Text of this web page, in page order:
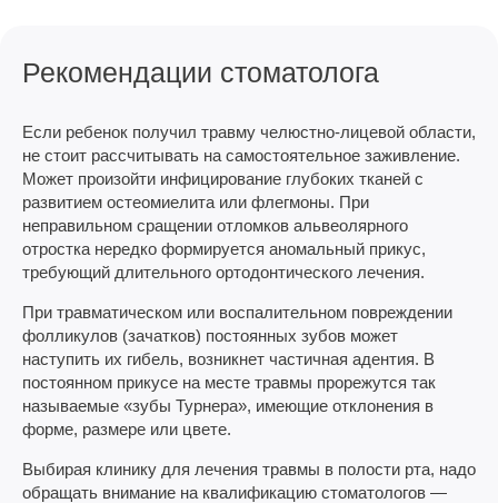
Рекомендации стоматолога
Если ребенок получил травму челюстно-лицевой области,
не стоит рассчитывать на самостоятельное заживление.
Может произойти инфицирование глубоких тканей с
развитием остеомиелита или флегмоны. При
неправильном сращении отломков альвеолярного
отростка нередко формируется аномальный прикус,
требующий длительного ортодонтического лечения.
При травматическом или воспалительном повреждении
фолликулов (зачатков) постоянных зубов может
наступить их гибель, возникнет частичная адентия. В
постоянном прикусе на месте травмы прорежутся так
называемые «зубы Турнера», имеющие отклонения в
форме, размере или цвете.
Выбирая клинику для лечения травмы в полости рта, надо
обращать внимание на квалификацию стоматологов —